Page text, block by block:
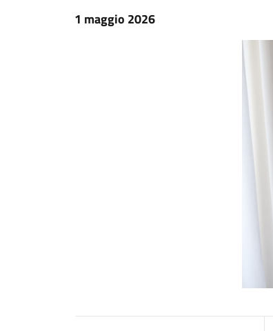
1 maggio 2026